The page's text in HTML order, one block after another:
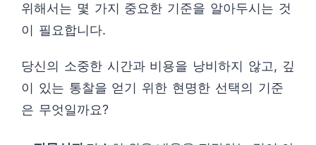
위해서는 몇 가지 중요한 기준을 알아두시는 것
이 필요합니다.
당신의 소중한 시간과 비용을 낭비하지 않고, 깊
이 있는 통찰을 얻기 위한 현명한 선택의 기준
은 무엇일까요?